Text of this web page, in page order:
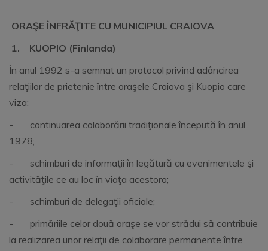
ORAŞE ÎNFRĂŢITE CU MUNICIPIUL CRAIOVA
1. KUOPIO (Finlanda)
În anul 1992 s-a semnat un protocol privind adâncirea
relaţiilor de prietenie între oraşele Craiova şi Kuopio care
viza:
- continuarea colaborării tradiţionale începută în anul
1978;
- schimburi de informaţii în legătură cu evenimentele şi
activităţile ce au loc în viaţa acestora;
- schimburi de delegaţii oficiale;
- primăriile celor două oraşe se vor strădui să contribuie
la realizarea unor relaţii de colaborare permanente între